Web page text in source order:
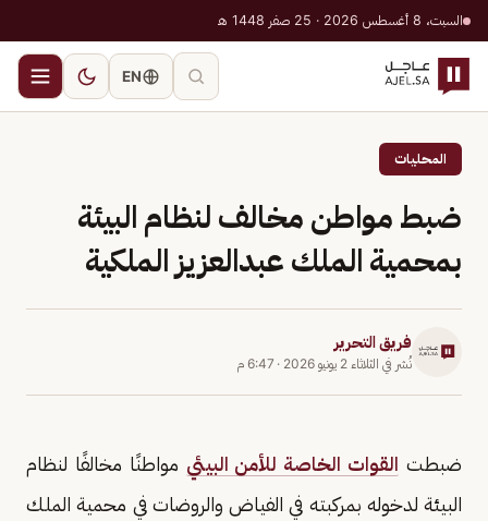
السبت، 8 أغسطس 2026 · 25 صفر 1448 هـ
EN
المحليات
ضبط مواطن مخالف لنظام البيئة
بمحمية الملك عبدالعزيز الملكية
فريق التحرير
نُشر في الثلاثاء 2 يونيو 2026 · 6:47 م
ضبطت القوات الخاصة للأمن البيئي مواطنًا مخالفًا لنظام
البيئة لدخوله بمركبته في الفياض والروضات في محمية الملك